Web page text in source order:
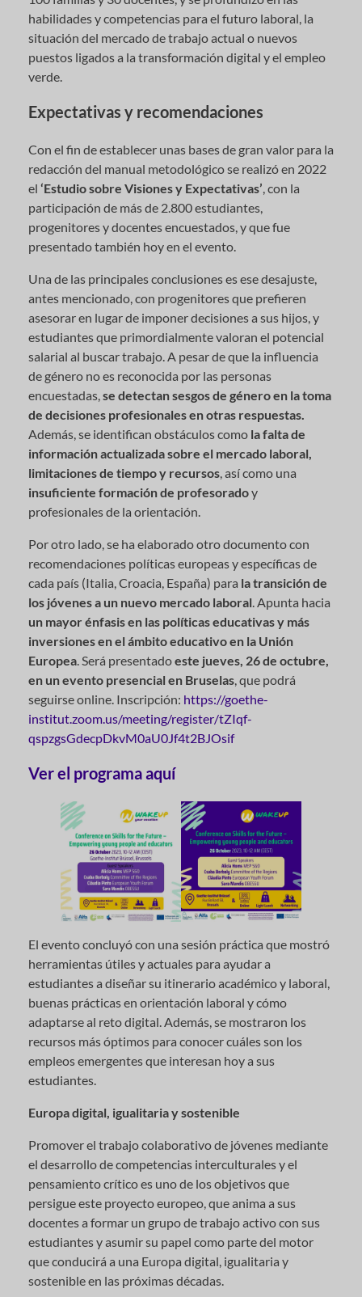
habilidades y competencias para el futuro laboral, la
situación del mercado de trabajo actual o nuevos
puestos ligados a la transformación digital y el empleo
verde.
Expectativas y recomendaciones
Con el fin de establecer unas bases de gran valor para la
redacción del manual metodológico se realizó en 2022
el ‘Estudio sobre Visiones y Expectativas’ , con la
participación de más de 2.800 estudiantes,
progenitores y docentes encuestados, y que fue
presentado también hoy en el evento.
Una de las principales conclusiones es ese desajuste,
antes mencionado, con progenitores que prefieren
asesorar en lugar de imponer decisiones a sus hijos, y
estudiantes que primordialmente valoran el potencial
salarial al buscar trabajo. A pesar de que la influencia
de género no es reconocida por las personas
encuestadas, se detectan sesgos de género en la toma
de decisiones profesionales en otras respuestas.
Además, se identifican obstáculos como la falta de
información actualizada sobre el mercado laboral,
limitaciones de tiempo y recursos , así como una
insuficiente formación de profesoradoy
profesionales de la orientación.
Por otro lado, se ha elaborado otro documento con
recomendaciones políticas europeas y específicas de
cada país (Italia, Croacia, España) para la transición de
los jóvenes a un nuevo mercado laboral . Apunta hacia
un mayor énfasis en las políticas educativas y más
inversiones en el ámbito educativo en la Unión
Europea . Será presentadoeste jueves, 26 de octubre,
en un evento presencial en Bruselas , que podrá
seguirse online. Inscripción: https://goethe-
institut.zoom.us/meeting/register/tZIqf-
qspzgsGdecpDkvM0aU0Jf4t2BJOsif
Ver el programa aquí
El evento concluyó con una sesión práctica que mostró
herramientas útiles y actuales para ayudar a
estudiantes a diseñar su itinerario académico y laboral,
buenas prácticas en orientación laboral y cómo
adaptarse al reto digital. Además, se mostraron los
recursos más óptimos para conocer cuáles son los
empleos emergentes que interesan hoy a sus
estudiantes.
Europa digital, igualitaria y sostenible
Promover el trabajo colaborativo de jóvenes mediante
el desarrollo de competencias interculturales y el
pensamiento crítico es uno de los objetivos que
persigue este proyecto europeo, que anima a sus
docentes a formar un grupo de trabajo activo con sus
estudiantes y asumir su papel como parte del motor
que conducirá a una Europa digital, igualitaria y
sostenible en las próximas décadas.